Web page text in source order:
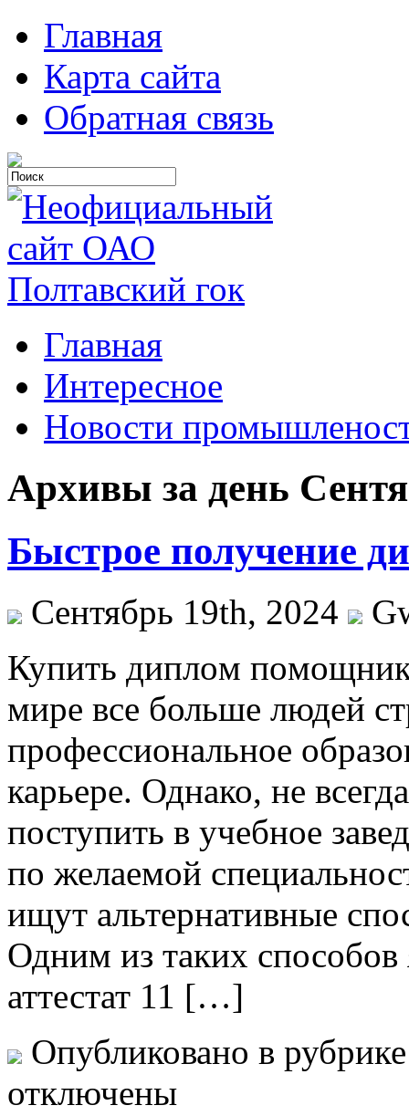
Главная
Карта сайта
Обратная связь
Главная
Интересное
Новости
Архивы за день
Быстрое получение
Сентябрь 19th, 2024
Купить диплoм
мире все больше людей
профессиональное
карьере. Однако, не
поступить в учебное
по желаемой
ищут альтернативные
Одним из таких способов
аттестат 11 […]
Опубликовано в
отключены